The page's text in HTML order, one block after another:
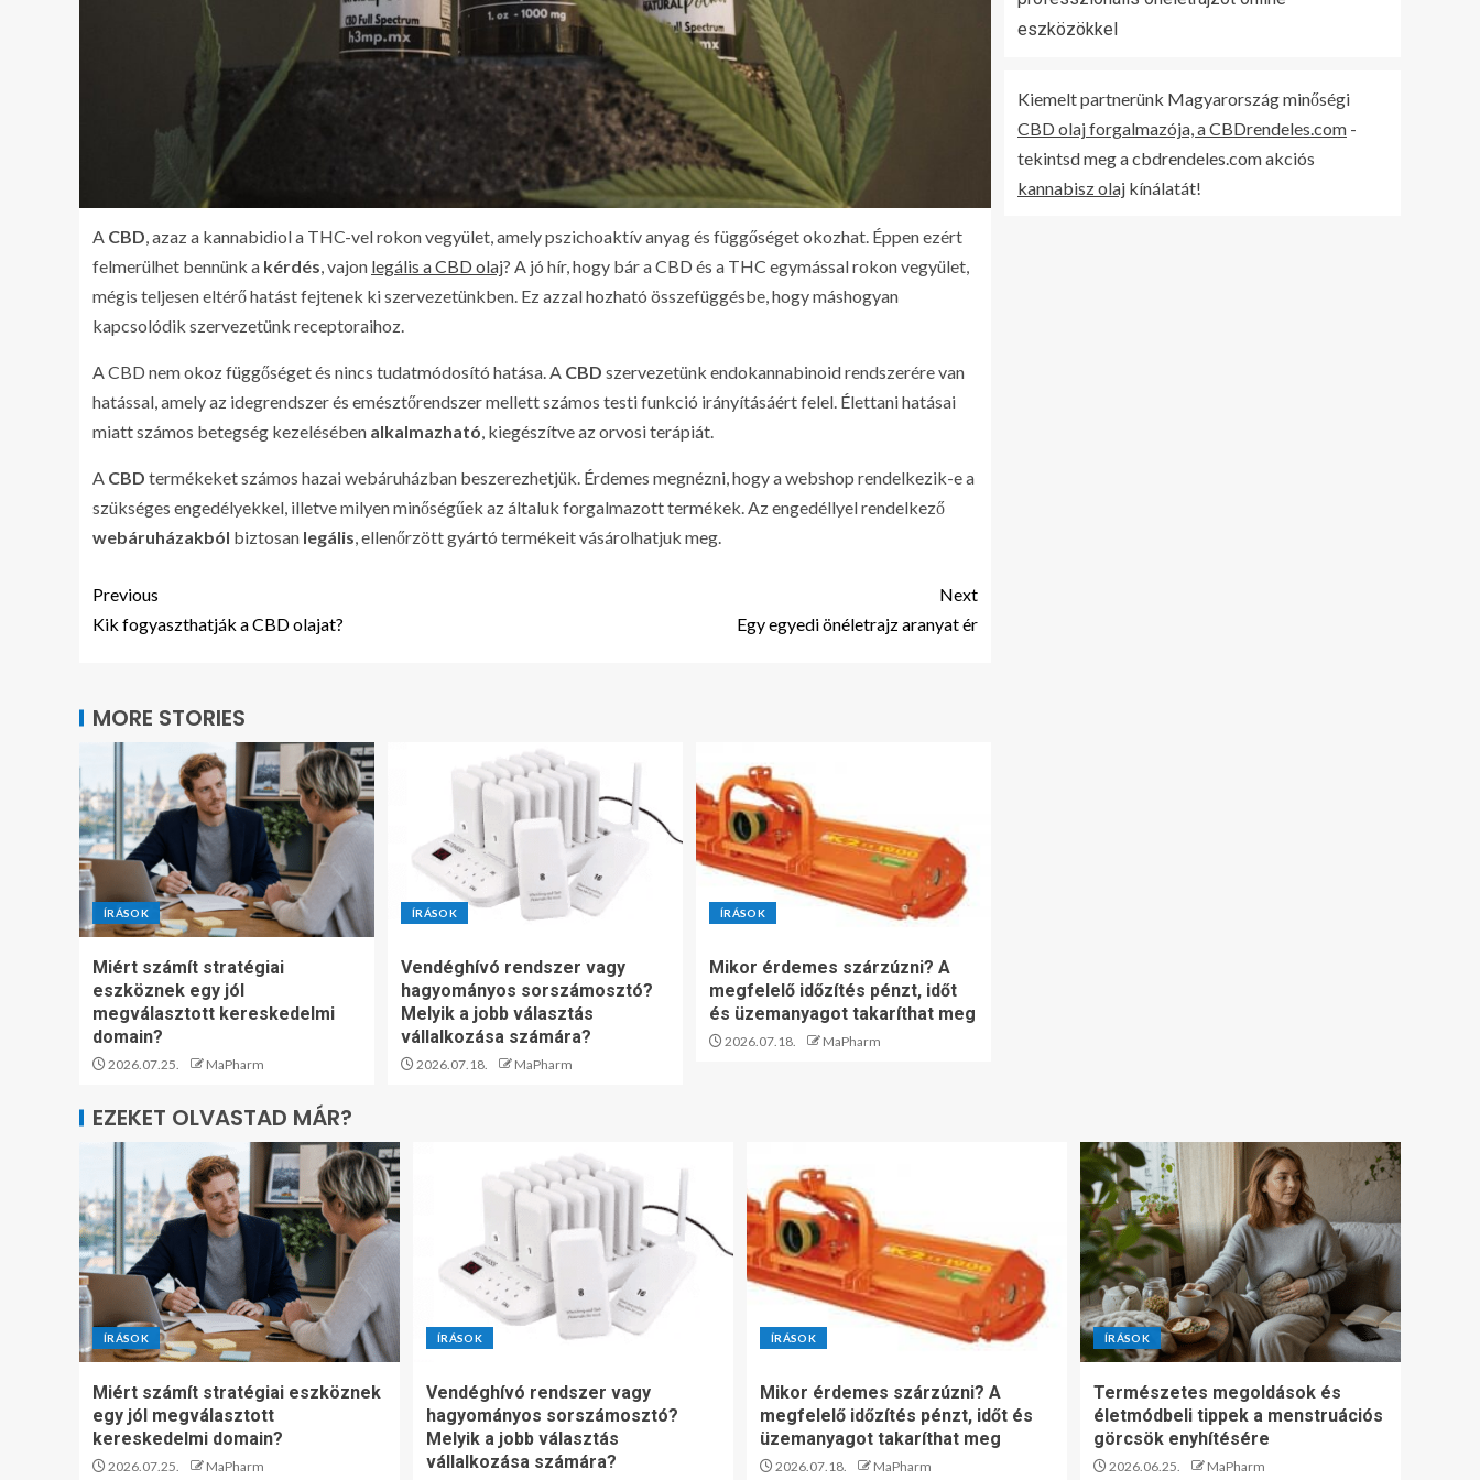
A CBD, azaz a kannabidiol a THC-vel rokon vegyület, amely pszichoaktív anyag és függőséget okozhat. Éppen ezért
felmerülhet bennünk a kérdés, vajon legális a CBD olaj? A jó hír, hogy bár a CBD és a THC egymással rokon vegyület,
mégis teljesen eltérő hatást fejtenek ki szervezetünkben. Ez azzal hozható összefüggésbe, hogy máshogyan
kapcsolódik szervezetünk receptoraihoz.
A CBD nem okoz függőséget és nincs tudatmódosító hatása. A CBD szervezetünk endokannabinoid rendszerére van
hatással, amely az idegrendszer és emésztőrendszer mellett számos testi funkció irányításáért felel. Élettani hatásai
miatt számos betegség kezelésében alkalmazható, kiegészítve az orvosi terápiát.
A CBD termékeket számos hazai webáruházban beszerezhetjük. Érdemes megnézni, hogy a webshop rendelkezik-e a
szükséges engedélyekkel, illetve milyen minőségűek az általuk forgalmazott termékek. Az engedéllyel rendelkező
webáruházakból biztosan legális, ellenőrzött gyártó termékeit vásárolhatjuk meg.
Previous
Kik fogyaszthatják a CBD olajat?
Next
Egy egyedi önéletrajz aranyat ér
MORE STORIES
ÍRÁSOK
Miért számít stratégiai
eszköznek egy jól
megválasztott kereskedelmi
domain?
2026.07.25. MaPharm
ÍRÁSOK
Vendéghívó rendszer vagy
hagyományos sorszámosztó?
Melyik a jobb választás
vállalkozása számára?
2026.07.18. MaPharm
ÍRÁSOK
Mikor érdemes szárzúzni? A
megfelelő időzítés pénzt, időt
és üzemanyagot takaríthat meg
2026.07.18. MaPharm
eszközökkel
Kiemelt partnerünk Magyarország minőségi
CBD olaj forgalmazója, a CBDrendeles.com -
tekintsd meg a cbdrendeles.com akciós
kannabisz olaj kínálatát!
EZEKET OLVASTAD MÁR?
ÍRÁSOK
Miért számít stratégiai eszköznek
egy jól megválasztott
kereskedelmi domain?
2026.07.25. MaPharm
ÍRÁSOK
Vendéghívó rendszer vagy
hagyományos sorszámosztó?
Melyik a jobb választás
vállalkozása számára?
ÍRÁSOK
Mikor érdemes szárzúzni? A
megfelelő időzítés pénzt, időt és
üzemanyagot takaríthat meg
2026.07.18. MaPharm
ÍRÁSOK
Természetes megoldások és
életmódbeli tippek a menstruációs
görcsök enyhítésére
2026.06.25. MaPharm